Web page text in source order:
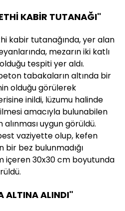
KABİR TUTANAĞI"
kabir tutanağında, yer alan
mezarın iki katlı
tespiti yer aldı.
tabakaların altında bir
olduğu görülerek
inildi, lüzumu halinde
amacıyla bulunabilen
uygun görüldü.
vaziyette olup, kefen
bez bulunmadığı
içeren 30x30 cm boyutunda
ALTINA ALINDI"